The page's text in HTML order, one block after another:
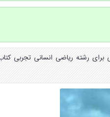
برای رشته ریاضی انسانی تجربی